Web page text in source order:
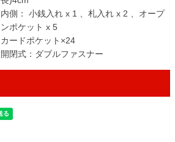
内側： 小銭入れ x 1 、札入れ x 2 、オープ
ンポケット x 5
カードポケット×24
開閉式：ダブルファスナー